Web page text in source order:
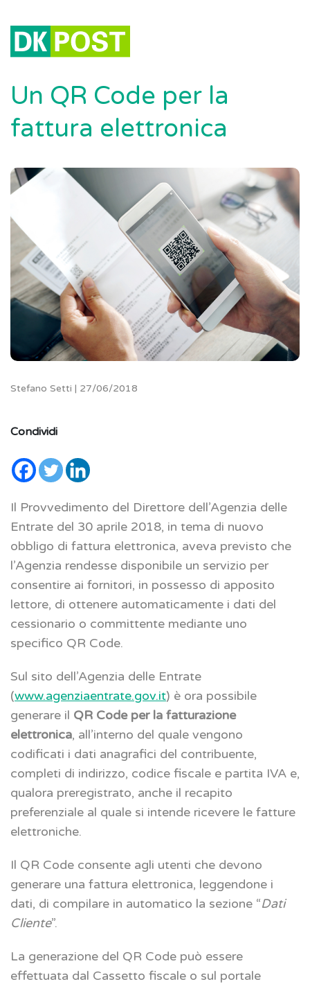
Un QR Code per la
fattura elettronica
Stefano Setti | 27/06/2018
Condividi
Il Provvedimento del Direttore dell’Agenzia delle
Entrate del 30 aprile 2018, in tema di nuovo
obbligo di fattura elettronica, aveva previsto che
l’Agenzia rendesse disponibile un servizio per
consentire ai fornitori, in possesso di apposito
lettore, di ottenere automaticamente i dati del
cessionario o committente mediante uno
specifico QR Code.
Sul sito dell’Agenzia delle Entrate
(www.agenziaentrate.gov.it) è ora possibile
generare il QR Code per la fatturazione
elettronica, all’interno del quale vengono
codificati i dati anagrafici del contribuente,
completi di indirizzo, codice fiscale e partita IVA e,
qualora preregistrato, anche il recapito
preferenziale al quale si intende ricevere le fatture
elettroniche.
Il QR Code consente agli utenti che devono
generare una fattura elettronica, leggendone i
dati, di compilare in automatico la sezione “Dati
Cliente”.
La generazione del QR Code può essere
effettuata dal Cassetto fiscale o sul portale